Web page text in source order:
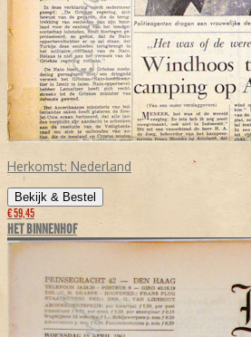
Herkomst: Nederland
Bekijk & Bestel
€ 59,45
HET BINNENHOF